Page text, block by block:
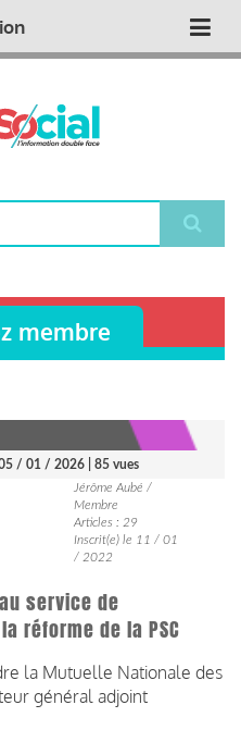
membre
/ 01 / 2026 | 85 vues
Jérôme Aubé /
Membre
Articles : 29
Inscrit(e) le 11 / 01
/ 2022
service de
réforme de la PSC
la Mutuelle Nationale des
général adjoint